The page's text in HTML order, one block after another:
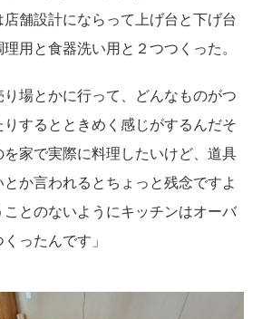
舗設計にならって上げ台と下げ台
用と食器洗い用と２つつくった。
り場とかに行って、どんなものがつ
りするとときめく感じがするんだそ
を家で実際に料理したいけど、道具
か言われるとちょっと残念ですよ
とのないようにキッチンはオーバ
ったんです」